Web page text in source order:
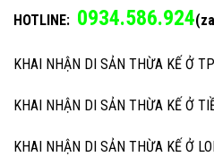
HOTLINE: 0934.586.924
KHAI NHẬN DI SẢN THỪA KẾ Ở
KHAI NHẬN DI SẢN THỪA KẾ Ở
KHAI NHẬN DI SẢN THỪA KẾ Ở